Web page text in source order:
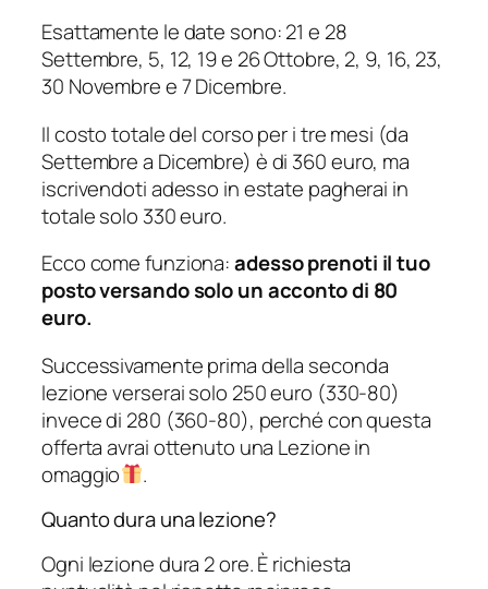
Esattamente le date sono: 21 e 28
Settembre, 5, 12, 19 e 26 Ottobre, 2, 9, 16, 23,
30 Novembre e 7 Dicembre.
Il costo totale del corso per i tre mesi (da
Settembre a Dicembre) è di 360 euro, ma
iscrivendoti adesso in estate pagherai in
totale solo 330 euro.
Ecco come funziona:adesso prenoti il tuo
posto versando solo un acconto di 80
euro.
Successivamente prima della seconda
lezione verserai solo 250 euro (330-80)
invece di 280 (360-80), perché con questa
offerta avrai ottenuto una Lezione in
omaggio
.
Quanto dura una lezione?
Ogni lezione dura 2 ore. È richiesta